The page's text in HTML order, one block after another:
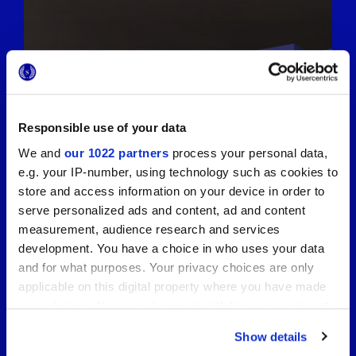
Responsible use of your data
We and our 1022 partners process your personal data,
e.g. your IP-number, using technology such as cookies to
store and access information on your device in order to
serve personalized ads and content, ad and content
measurement, audience research and services
development. You have a choice in who uses your data
and for what purposes. Your privacy choices are only
applicable on this digital property where you have made
your choices. You can change or withdraw your consent
Show details